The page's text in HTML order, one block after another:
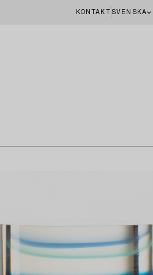
KONTAKT SVENSKA